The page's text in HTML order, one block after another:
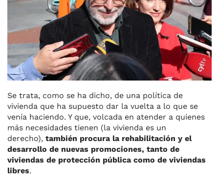
Se trata, como se ha dicho, de una política de
vivienda que ha supuesto dar la vuelta a lo que se
venía haciendo. Y que, volcada en atender a quienes
más necesidades tienen (la vivienda es un
derecho), también procura la rehabilitación y el
desarrollo de nuevas promociones, tanto de
viviendas de protección pública como de viviendas
libres.